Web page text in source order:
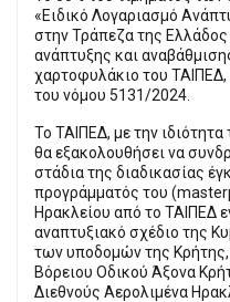
«Ειδικό Λογαριασμό
στην Τράπεζα της
ανάπτυξης και
χαρτοφυλάκιο του
του νόμου 5131/2024.
Το ΤΑΙΠΕΔ, με την
θα εξακολουθήσει να
στάδια της διαδικασίας
προγράμματός του
Ηρακλείου από το ΤΑΙΠΕΔ
αναπτυξιακό σχέδιο της
των υποδομών της Κρήτης,
Βόρειου Οδικού Άξονα
Διεθνούς Αερολιμένα